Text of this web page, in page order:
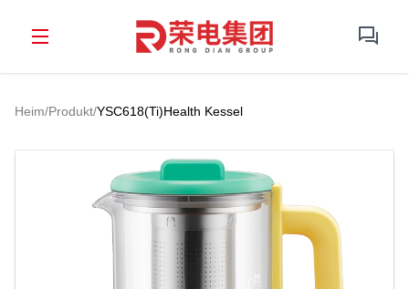
Heim/Produkt/YSC618(Ti)Health Kessel